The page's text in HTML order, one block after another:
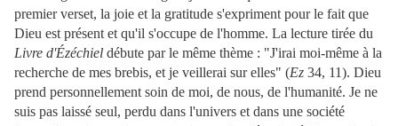
premier verset, la joie et la gratitude s'expriment pour le fait que
Dieu est présent et qu'il s'occupe de l'homme. La lecture tirée du
Livre d'Ézéchiel débute par le même thème : "J'irai moi-même à la
recherche de mes brebis, et je veillerai sur elles" (Ez 34, 11). Dieu
prend personnellement soin de moi, de nous, de l'humanité. Je ne
suis pas laissé seul, perdu dans l'univers et dans une société